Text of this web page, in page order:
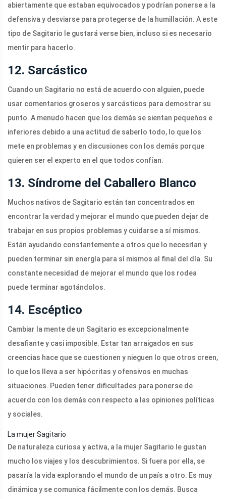
abiertamente que estaban equivocados y podrían ponerse a la
defensiva y desviarse para protegerse de la humillación. A este
tipo de Sagitario le gustará verse bien, incluso si es necesario
mentir para hacerlo.
12. Sarcástico
Cuando un Sagitario no está de acuerdo con alguien, puede
usar comentarios groseros y sarcásticos para demostrar su
punto. A menudo hacen que los demás se sientan pequeños e
inferiores debido a una actitud de saberlo todo, lo que los
mete en problemas y en discusiones con los demás porque
quieren ser el experto en el que todos confían.
13. Síndrome del Caballero Blanco
Muchos nativos de Sagitario están tan concentrados en
encontrar la verdad y mejorar el mundo que pueden dejar de
trabajar en sus propios problemas y cuidarse a sí mismos.
Están ayudando constantemente a otros que lo necesitan y
pueden terminar sin energía para sí mismos al final del día. Su
constante necesidad de mejorar el mundo que los rodea
puede terminar agotándolos.
14. Escéptico
Cambiar la mente de un Sagitario es excepcionalmente
desafiante y casi imposible. Estar tan arraigados en sus
creencias hace que se cuestionen y nieguen lo que otros creen,
lo que los lleva a ser hipócritas y ofensivos en muchas
situaciones. Pueden tener dificultades para ponerse de
acuerdo con los demás con respecto a las opiniones políticas
y sociales.
La mujer Sagitario
De naturaleza curiosa y activa, a la mujer Sagitario le gustan
mucho los viajes y los descubrimientos. Si fuera por ella, se
pasaría la vida explorando el mundo de un país a otro. Es muy
dinámica y se comunica fácilmente con los demás. Busca